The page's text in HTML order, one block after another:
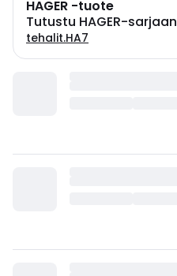
HAGER -tuote
Tutustu HAGER-sarjaan
tehalit.HA7